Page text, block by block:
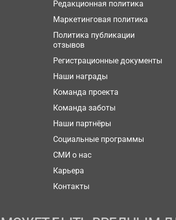
Редакционная политика
Маркетинговая политика
Политика публикации
отзывов
Регистрационные документы
Наши награды
Команда проекта
Команда заботы
Наши партнёры
Социальные программы
СМИ о нас
Карьера
Контакты